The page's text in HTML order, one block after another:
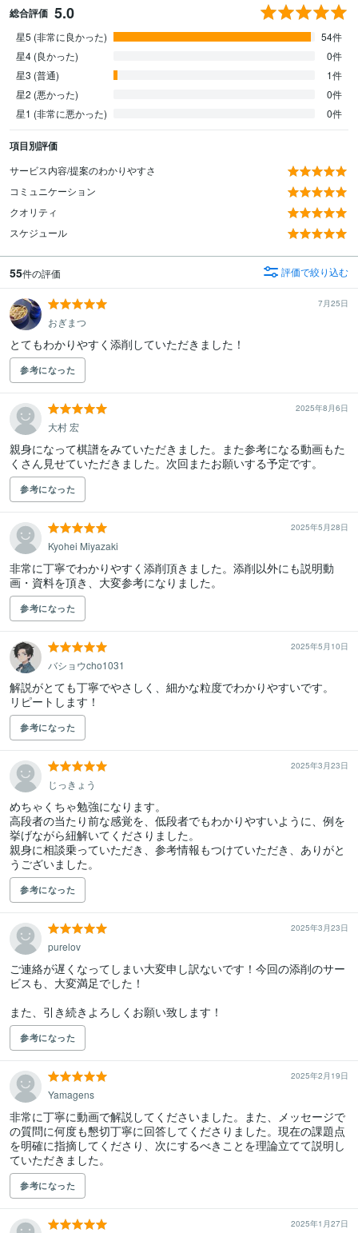
総合評価 5.0
星5 (非常に良かった)
54件
星4 (良かった)
0件
星3 (普通)
1件
星2 (悪かった)
0件
星1 (非常に悪かった)
0件
項目別評価
サービス内容/提案のわかりやすさ
コミュニケーション
クオリティ
スケジュール
55件の評価 評価で絞り込む
7月25日
おぎまつ
とてもわかりやすく添削していただきました！
参考になった
2025年8月6日
大村 宏
親身になって棋譜をみていただきました。また参考になる動画もた
くさん見せていただきました。次回またお願いする予定です。
参考になった
2025年5月28日
Kyohei Miyazaki
非常に丁寧でわかりやすく添削頂きました。添削以外にも説明動
画・資料を頂き、大変参考になりました。
参考になった
2025年5月10日
バショウcho1031
解説がとても丁寧でやさしく、細かな粒度でわかりやすいです。
リピートします！
参考になった
2025年3月23日
じっきょう
めちゃくちゃ勉強になります。
高段者の当たり前な感覚を、低段者でもわかりやすいように、例を
挙げながら紐解いてくださりました。
親身に相談乗っていただき、参考情報もつけていただき、ありがと
うございました。
参考になった
2025年3月23日
purelov
ご連絡が遅くなってしまい大変申し訳ないです！今回の添削のサー
ビスも、大変満足でした！
また、引き続きよろしくお願い致します！
参考になった
2025年2月19日
Yamagens
非常に丁寧に動画で解説してくださいました。また、メッセージで
の質問に何度も懇切丁寧に回答してくださりました。現在の課題点
を明確に指摘してくださり、次にするべきことを理論立てて説明し
ていただきました。
参考になった
2025年1月27日